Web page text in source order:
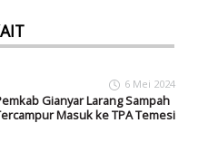
6 Mei 2024
Gianyar Larang Sampah
Masuk ke TPA Temesi